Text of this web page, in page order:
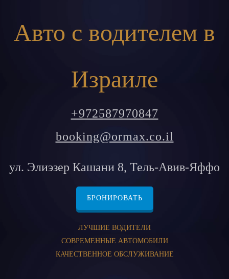
Авто с водителем в
Израиле
+972587970847
booking@ormax.co.il
ул. Элиэзер Кашани 8, Тель-Авив-Яффо
БРОНИРОВАТЬ
ЛУЧШИЕ ВОДИТЕЛИ
СОВРЕМЕННЫЕ АВТОМОБИЛИ
КАЧЕСТВЕННОЕ ОБСЛУЖИВАНИЕ